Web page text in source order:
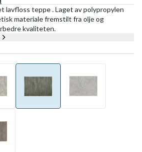
lavfloss teppe . Laget av polypropylen
materiale fremstilt fra olje og
kvaliteten.